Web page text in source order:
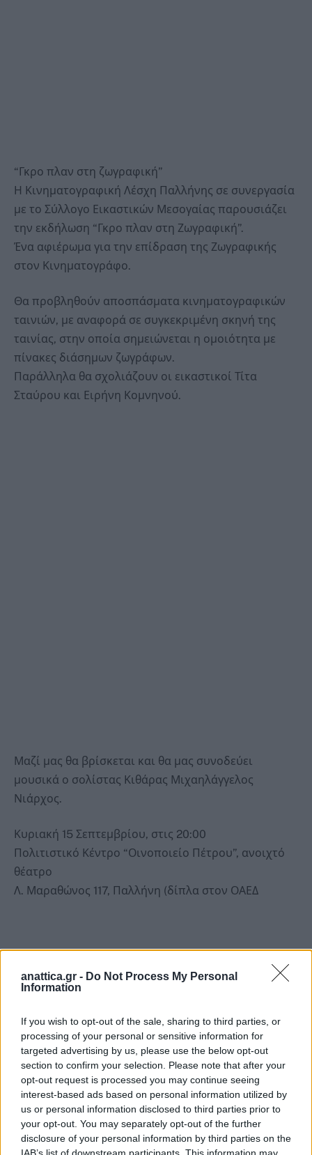
anattica.gr - Do Not Process My Personal
Information
If you wish to opt-out of the sale, sharing to third parties, or
processing of your personal or sensitive information for
targeted advertising by us, please use the below opt-out
section to confirm your selection. Please note that after your
opt-out request is processed you may continue seeing
interest-based ads based on personal information utilized by
us or personal information disclosed to third parties prior to
your opt-out. You may separately opt-out of the further
disclosure of your personal information by third parties on the
IAB’s list of downstream participants. This information may
“Γκρο πλαν στη ζωγραφική”
Η Κινηματογραφική Λέσχη Παλλήνης σε συνεργασία
με το Σύλλογο Εικαστικών Μεσογαίας παρουσιάζει
την εκδήλωση “Γκρο πλαν στη Ζωγραφική”.
Ένα αφιέρωμα για την επίδραση της Ζωγραφικής
στον Κινηματογράφο.
Θα προβληθούν αποσπάσματα κινηματογραφικών
ταινιών, με αναφορά σε συγκεκριμένη σκηνή της
ταινίας, στην οποία σημειώνεται η ομοιότητα με
πίνακες διάσημων ζωγράφων.
Παράλληλα θα σχολιάζουν οι εικαστικοί Τίτα
Σταύρου και Ειρήνη Κομνηνού.
Μαζί μας θα βρίσκεται και θα μας συνοδεύει
μουσικά ο σολίστας Κιθάρας Μιχαηλάγγελος
Νιάρχος.
Κυριακή 15 Σεπτεμβρίου, στις 20:00
Πολιτιστικό Κέντρο “Οινοποιείο Πέτρου”, ανοιχτό
θέατρο
Λ. Μαραθώνος 117, Παλλήνη (δίπλα στον ΟΑΕΔ